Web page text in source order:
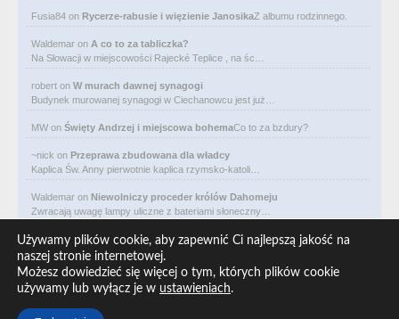
Fusia84 on Rycerze-rabusie i więzienie JanosikaZ albumu rodzinnego.
Waldemar on A co to za tabliczka?
Na Słowacji w miejscowości Rajecké Teplice , na śc…
robert on W murach dawnej synagogi
Budynek murowanej synagogi w Ciechanowcu jest już…
MW on Święty Andrzej i miejscowa bohemaCo to za bzdury?
~nick on Przeprawa zbudowana dla władcy
Kaplica Św. Anny pierwotnie kaplica rzymsko-katoli…
Waldemar on Niewolniczy proceder królów Dahomeju
Zwracają uwagę lampy uliczne z bateriami słoneczny…
Waldemar on Adam Asnyk. Poeta z mojego miasta
CIEKAWOSTKA że pod banderą Malty pływa statek m/v…
Waldemar on
Historia na Wawelskim Wzgórzu
Michał Bogoria Skotnicki (1775–1808). Portret Mich…
Używamy plików cookie, aby zapewnić Ci najlepszą jakość na
naszej stronie internetowej.
Możesz dowiedzieć się więcej o tym, których plików cookie
używamy lub wyłącz je w ustawieniach.